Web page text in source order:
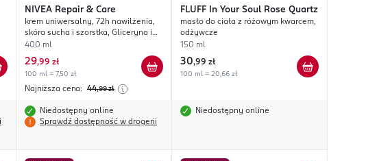
NIVEA Repair & Care
krem uniwersalny, 72h nawilżenia,
skóra sucha i szorstka, Gliceryna i
Mocznik
400 ml
29,99 zł
100 ml = 7,50 zł
Najniższa cena: 44,99 zł
Niedostępny online
Sprawdź dostępność w drogerii
FLUFF In Your Soul Rose Quartz
masło do ciała z różowym kwarcem,
odżywcze
150 ml
30,99 zł
100 ml = 20,66 zł
Niedostępny online